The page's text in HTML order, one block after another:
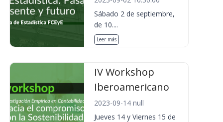
Sábado 2 de septiembre,
de 10....
Leer más
IV Workshop
Iberoamericano
2023-09-14 null
Jueves 14 y Viernes 15 de